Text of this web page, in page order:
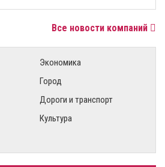
Все новости компаний
Экономика
Город
Дороги и транспорт
Культура